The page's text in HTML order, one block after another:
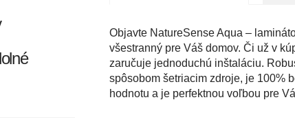
Objavte NatureSense Aqua –
všestranný pre Váš domov. Či už v
zaručuje jednoduchú inštaláciu.
spôsobom šetriacim zdroje, je 100%
hodnotu a je perfektnou voľbou pre